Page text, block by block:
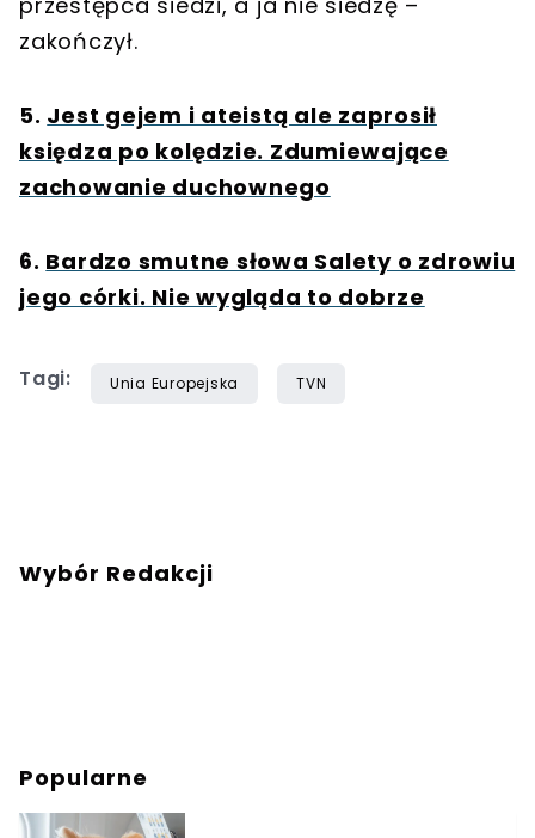
zakończył.
5. Jest gejem i ateistą ale zaprosił
księdza po kolędzie. Zdumiewające
zachowanie duchownego
6. Bardzo smutne słowa Salety o zdrowiu
jego córki. Nie wygląda to dobrze
Tagi: Unia Europejska TVN
Wybór Redakcji
Popularne